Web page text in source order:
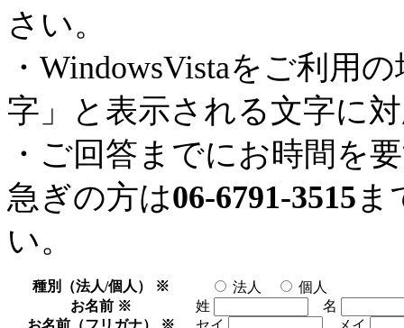
さい。
・WindowsVistaをご利用
字」と表示される文字に
・ご回答までにお時間を
急ぎの方は06-6791-3515 ま
い。
種別（法人/個人） ※ 法人
個人
お名前 ※ 姓
名
お名前（フリガナ） ※ セイ
メイ